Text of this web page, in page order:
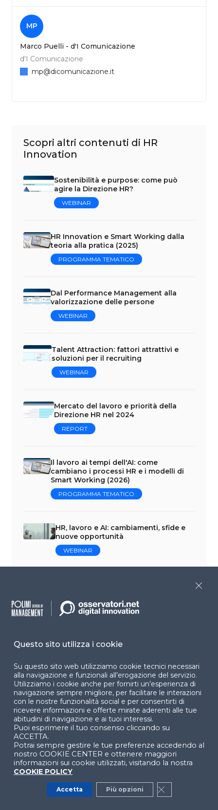
MP
Marco Puelli - d'I Comunicazione
d'I Comunicazione
mp@dicomunicazione.it
Scopri altri contenuti di HR
Innovation
Sostenibilità e purpose: come può
agire la Direzione HR?
WEBINAR
HR Innovation e Smart Working dalla
teoria alla pratica (2025)
PROGRAMMA TEMATICO
Dal Performance Management alla
valorizzazione delle persone
WEBINAR
Talent Attraction: fattori attrattivi e
soluzioni per il recruiting
WEBINAR
Mercato del lavoro e priorità della
Direzione HR nel 2024
REPORT
Il lavoro ai tempi dell'AI: come
cambiano i processi HR e i modelli di
Smart Working (2026)
PROGRAMMA TEMATICO
HR, lavoro e AI: cambiamenti, sfide e
nuove opportunità
WEBINAR
Le migliori Aziende italiane si aggiornano su
Scopri i piani business
su misura per le Aziende
Questo sito utilizza i cookie
Su questo sito web utilizziamo cookie tecnici necessari
alla navigazione e funzionali all’erogazione del servizio.
Utilizziamo i cookie anche per fornirti un’esperienza di
navigazione sempre migliore, per facilitare le interazioni
con le nostre funzionalità social e per consentirti di
ricevere informazioni e offerte mirate aderenti alle tue
abitudini di navigazione e ai tuoi interessi.
Puoi esprimere il tuo consenso cliccando su
ACCETTA.
Potrai sempre gestire le tue preferenze accedendo al
nostro COOKIE CENTER e ottenere maggiori
informazioni sui cookie utilizzati, visitando la nostra
COOKIE POLICY
Accetta Più opzioni Close GDPR